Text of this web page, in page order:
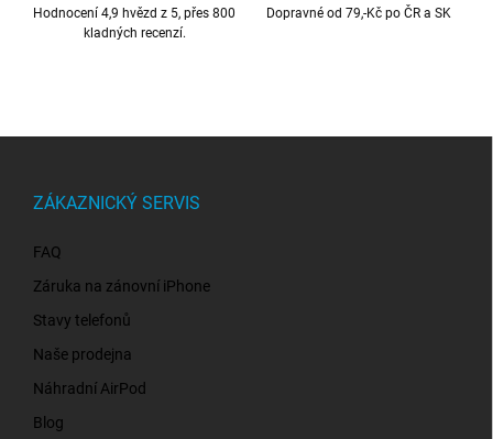
Hodnocení 4,9 hvězd z 5, přes 800
kladných recenzí.
Dopravné od 79,-Kč po ČR a SK
ZÁKAZNICKÝ SERVIS
FAQ
Záruka na zánovní iPhone
Stavy telefonů
Naše prodejna
Náhradní AirPod
Blog